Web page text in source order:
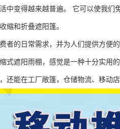
中变得越来越普遍。 它可以使我
缩和折叠遮阳篷。
者的日常需求，并为人们提供方便
式遮阳雨棚，感觉是一种十分实用
还能在工厂敞篷，仓储物流、移动店